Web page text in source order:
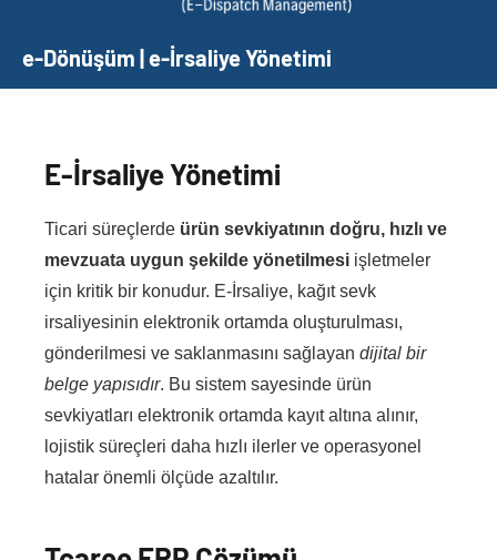
e-Dönüşüm | e-İrsaliye Yönetimi
E-İrsaliye Yönetimi
Ticari süreçlerde ürün sevkiyatının doğru, hızlı ve
mevzuata uygun şekilde yönetilmesi işletmeler
için kritik bir konudur. E-İrsaliye, kağıt sevk
irsaliyesinin elektronik ortamda oluşturulması,
gönderilmesi ve saklanmasını sağlayan dijital bir
belge yapısıdır. Bu sistem sayesinde ürün
sevkiyatları elektronik ortamda kayıt altına alınır,
lojistik süreçleri daha hızlı ilerler ve operasyonel
hatalar önemli ölçüde azaltılır.